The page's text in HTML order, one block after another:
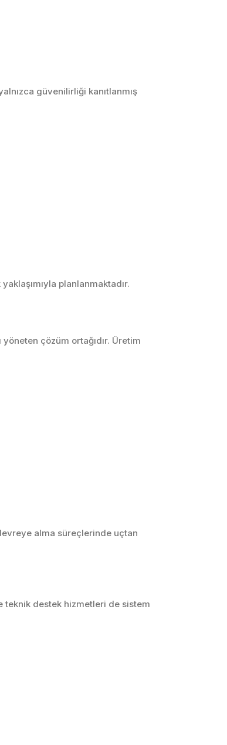
güvenilirliği kanıtlanmış
planlanmaktadır.
çözüm ortağıdır. Üretim
alma süreçlerinde uçtan
teknik destek hizmetleri de sistem